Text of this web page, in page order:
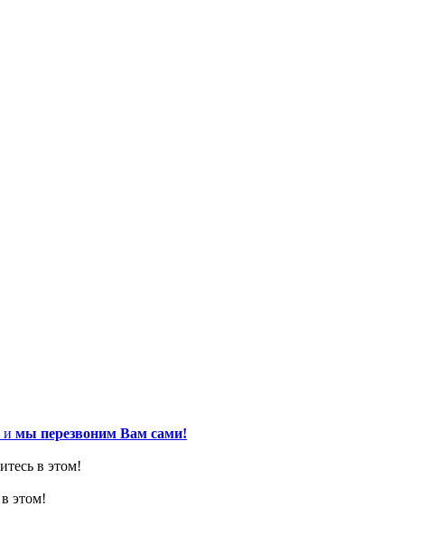
и мы перезвоним Вам сами!
в этом!
этом!